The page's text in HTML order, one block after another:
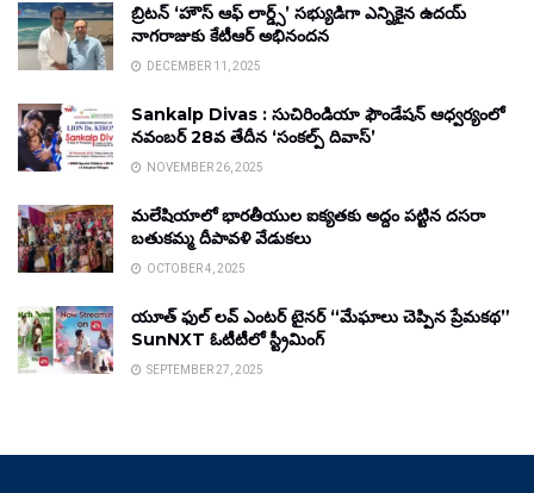
బ్రిటన్ ‘హౌస్ ఆఫ్ లార్డ్స్’ సభ్యుడిగా ఎన్నికైన ఉదయ్
నాగరాజుకు కేటీఆర్ అభినందన
DECEMBER 11, 2025
Sankalp Divas : సుచిరిండియా ఫౌండేషన్ ఆధ్వర్యంలో
నవంబర్ 28వ తేదీన ‘సంకల్ప్ దివాస్’
NOVEMBER 26, 2025
మలేషియాలో భారతీయుల ఐక్యతకు అద్దం పట్టిన దసరా
బతుకమ్మ దీపావళి వేడుకలు
OCTOBER 4, 2025
యూత్ ఫుల్ లవ్ ఎంటర్ టైనర్ “మేఘాలు చెప్పిన ప్రేమకథ”
SunNXT ఓటీటీలో స్ట్రీమింగ్
SEPTEMBER 27, 2025